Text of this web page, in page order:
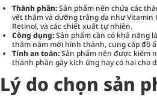
Thành phần:Sản phẩm nên chứa các
vết thâm và dưỡng trắng da như Vitamin
Retinol, và các chiết xuất tự nhiên.
Công dụng:Sản phẩm cần có khả năng
thâm nám mới hình thành, cung cấp độ
Tính an toàn:Sản phẩm nên được kiểm
thành phần gây kích ứng hay có hại cho
Lý do chọn sản